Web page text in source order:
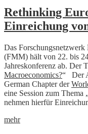
Rethinking
Einreichung
Das
(FMM) hält von 22. bis
Jahreskonferenz ab. Der
Macroeconomics?“ Der
German Chapter der
eine Session zum Thema
nehmen hierfür
mehr